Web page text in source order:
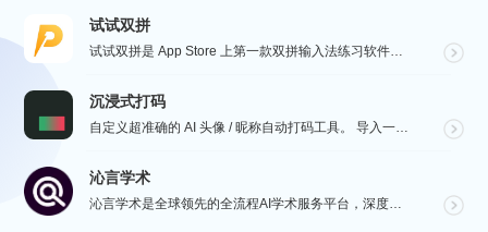
试试双拼
试试双拼是 App Store 上第一款双拼输入法练习软件，通过这个软件你能方便的学习双拼规则，练习...
沉浸式打码
自定义超准确的 AI 头像 / 昵称自动打码工具。 导入一张微信聊天截图，或者抖音/小红书/微博评论...
沁言学术
沁言学术是全球领先的全流程AI学术服务平台，深度赋能从选题构思、文献检索、文献阅读、文献管理到辅助写...